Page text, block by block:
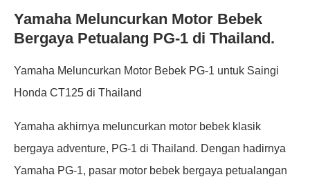
Yamaha Meluncurkan Motor Bebek
Bergaya Petualang PG-1 di Thailand.
Yamaha Meluncurkan Motor Bebek PG-1 untuk Saingi
Honda CT125 di Thailand
Yamaha akhirnya meluncurkan motor bebek klasik
bergaya adventure, PG-1 di Thailand. Dengan hadirnya
Yamaha PG-1, pasar motor bebek bergaya petualangan